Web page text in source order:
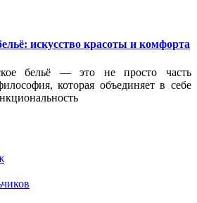
искусство красоты и комфорта
бельё — это не просто часть
которая объединяет в себе